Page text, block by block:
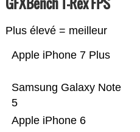
Plus élevé = meilleur
Apple iPhone 6
Samsung Galaxy Note
5
Apple iPhone 7 Plus